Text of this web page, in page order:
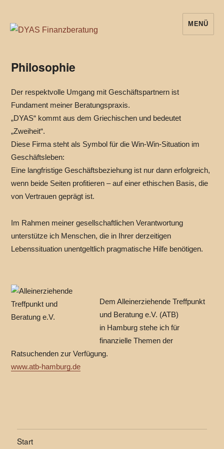
MENÜ
Philosophie
Der respektvolle Umgang mit Geschäftspartnern ist
Fundament meiner Beratungspraxis.
„DYAS“ kommt aus dem Griechischen und bedeutet
„Zweiheit“.
Diese Firma steht als Symbol für die Win-Win-Situation im
Geschäftsleben:
Eine langfristige Geschäftsbeziehung ist nur dann erfolgreich,
wenn beide Seiten profitieren – auf einer ethischen Basis, die
von Vertrauen geprägt ist.
Im Rahmen meiner gesellschaftlichen Verantwortung
unterstütze ich Menschen, die in Ihrer derzeitigen
Lebenssituation unentgeltlich pragmatische Hilfe benötigen.
Dem Alleinerziehende Treffpunkt
und Beratung e.V. (ATB)
in Hamburg stehe ich für
finanzielle Themen der
Ratsuchenden zur Verfügung.
www.atb-hamburg.de
Start